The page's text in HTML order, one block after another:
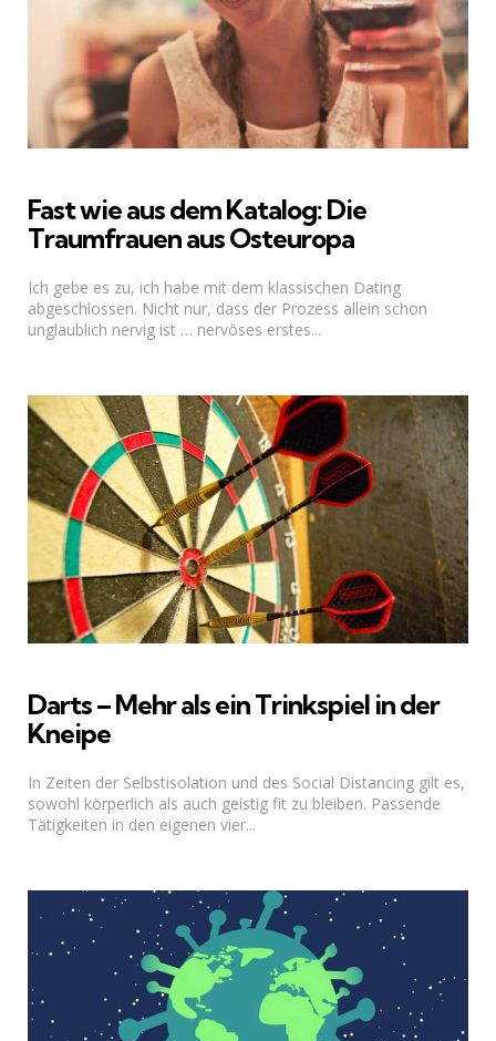
Fast wie aus dem Katalog: Die
Traumfrauen aus Osteuropa
Ich gebe es zu, ich habe mit dem klassischen Dating
abgeschlossen. Nicht nur, dass der Prozess allein schon
unglaublich nervig ist … nervöses erstes...
Darts – Mehr als ein Trinkspiel in der
Kneipe
In Zeiten der Selbstisolation und des Social Distancing gilt es,
sowohl körperlich als auch geistig fit zu bleiben. Passende
Tätigkeiten in den eigenen vier...